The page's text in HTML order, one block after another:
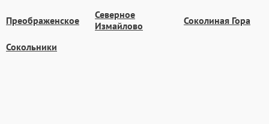
Преображенское
Северное
Измайлово
Соколиная Гора
Сокольники